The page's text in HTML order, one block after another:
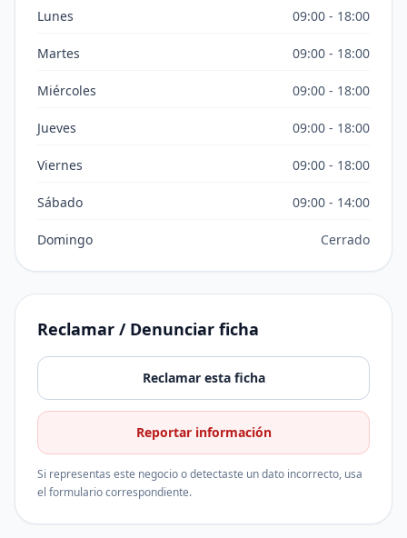
Lunes 09:00 - 18:00
Martes 09:00 - 18:00
Miércoles 09:00 - 18:00
Jueves 09:00 - 18:00
Viernes 09:00 - 18:00
Sábado 09:00 - 14:00
Domingo Cerrado
Reclamar / Denunciar ficha
Reclamar esta ficha
Reportar información
Si representas este negocio o detectaste un dato incorrecto, usa
el formulario correspondiente.